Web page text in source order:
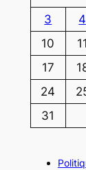
3
4
10
11
17
24
31